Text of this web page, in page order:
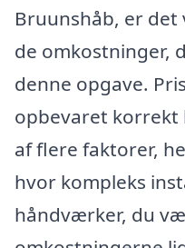
Bruunshåb, er
de omkostninger,
denne opgave.
opbevaret
af flere faktorer,
hvor kompleks
håndværker, du